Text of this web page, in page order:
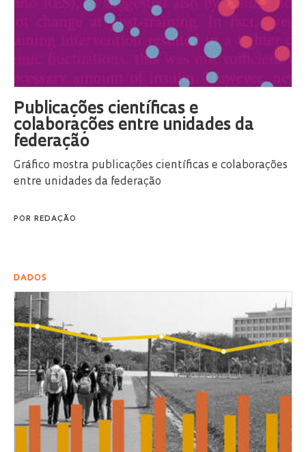
Publicações científicas e
colaborações entre unidades da
federação
Gráfico mostra publicações científicas e colaborações
entre unidades da federação
POR REDAÇÃO
DADOS